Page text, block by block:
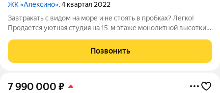
ЖК «Алексино», 4 квартал 2022
Завтракать с видом на море и не стоять в пробках? Легко!
Продается уютная студия на 15-м этаже монолитной высотки.
море. Представьте, как вы просыпаетесь под чаек и солнце.
Состояние:
Позвонить
7 990 000 ₽